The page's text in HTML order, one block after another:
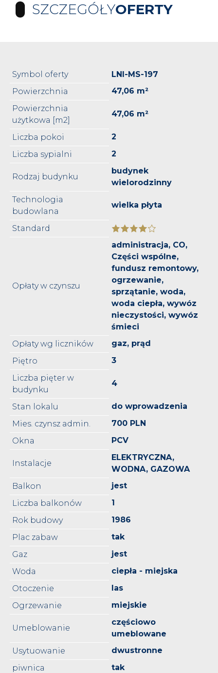
SZCZEGÓŁYOFERTY
Symbol oferty
LNI-MS-197
Powierzchnia
47,06 m²
Powierzchnia
użytkowa [m2]
47,06 m²
Liczba pokoi
2
Liczba sypialni
2
Rodzaj budynku
budynek
wielorodzinny
Technologia
budowlana
wielka płyta
Standard
Opłaty w czynszu
administracja, CO,
Części wspólne,
fundusz remontowy,
ogrzewanie,
sprzątanie, woda,
woda ciepła, wywóz
nieczystości, wywóz
śmieci
Opłaty wg liczników
gaz, prąd
Piętro
3
Liczba pięter w
budynku
4
Stan lokalu
do wprowadzenia
Mies. czynsz admin.
700 PLN
Okna
PCV
Instalacje
ELEKTRYCZNA,
WODNA, GAZOWA
Balkon
jest
Liczba balkonów
1
Rok budowy
1986
Plac zabaw
tak
Gaz
jest
Woda
ciepła - miejska
Otoczenie
las
Ogrzewanie
miejskie
Umeblowanie
częściowo
umeblowane
Usytuowanie
dwustronne
piwnica
tak